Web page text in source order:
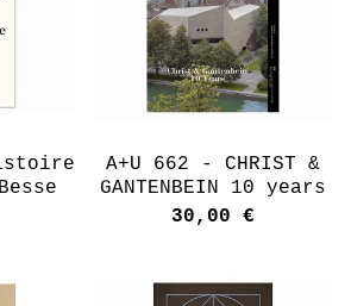
A+U 662 - CHRIST &
GANTENBEIN 10 years
30,00 €